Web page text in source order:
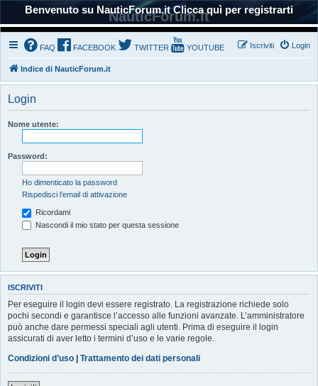
Benvenuto su NauticForum.it Clicca quì per registrarti
NauticForum.it
FAQ FACEBOOK TWITTER YOUTUBE Login
Iscriviti
Indice di NauticForum.it
Login
Nome utente:
Password:
Ho dimenticato la password
Rispedisci l’email di attivazione
Ricordami
Nascondi il mio stato per questa sessione
ISCRIVITI
Per eseguire il login devi essere registrato. La registrazione richiede solo
pochi secondi e garantisce l’accesso alle funzioni avanzate. L’amministratore
può anche dare permessi speciali agli utenti. Prima di eseguire il login
assicurati di aver letto i termini d’uso e le varie regole.
Condizioni d’uso | Trattamento dei dati personali